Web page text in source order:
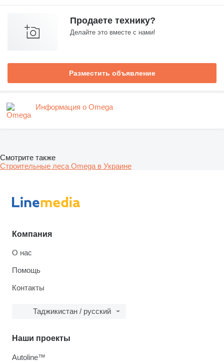
Продаете технику?
Делайте это вместе с нами!
Разместить объявление
Информация о Omega
Смотрите также
Строительные леса Omega в Украине
Компания
О нас
Помощь
Контакты
Таджикистан / русский
Наши проекты
Autoline™